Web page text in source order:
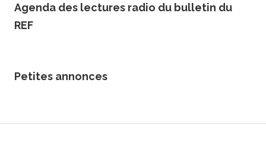
Agenda des lectures radio du bulletin du
REF
Petites annonces